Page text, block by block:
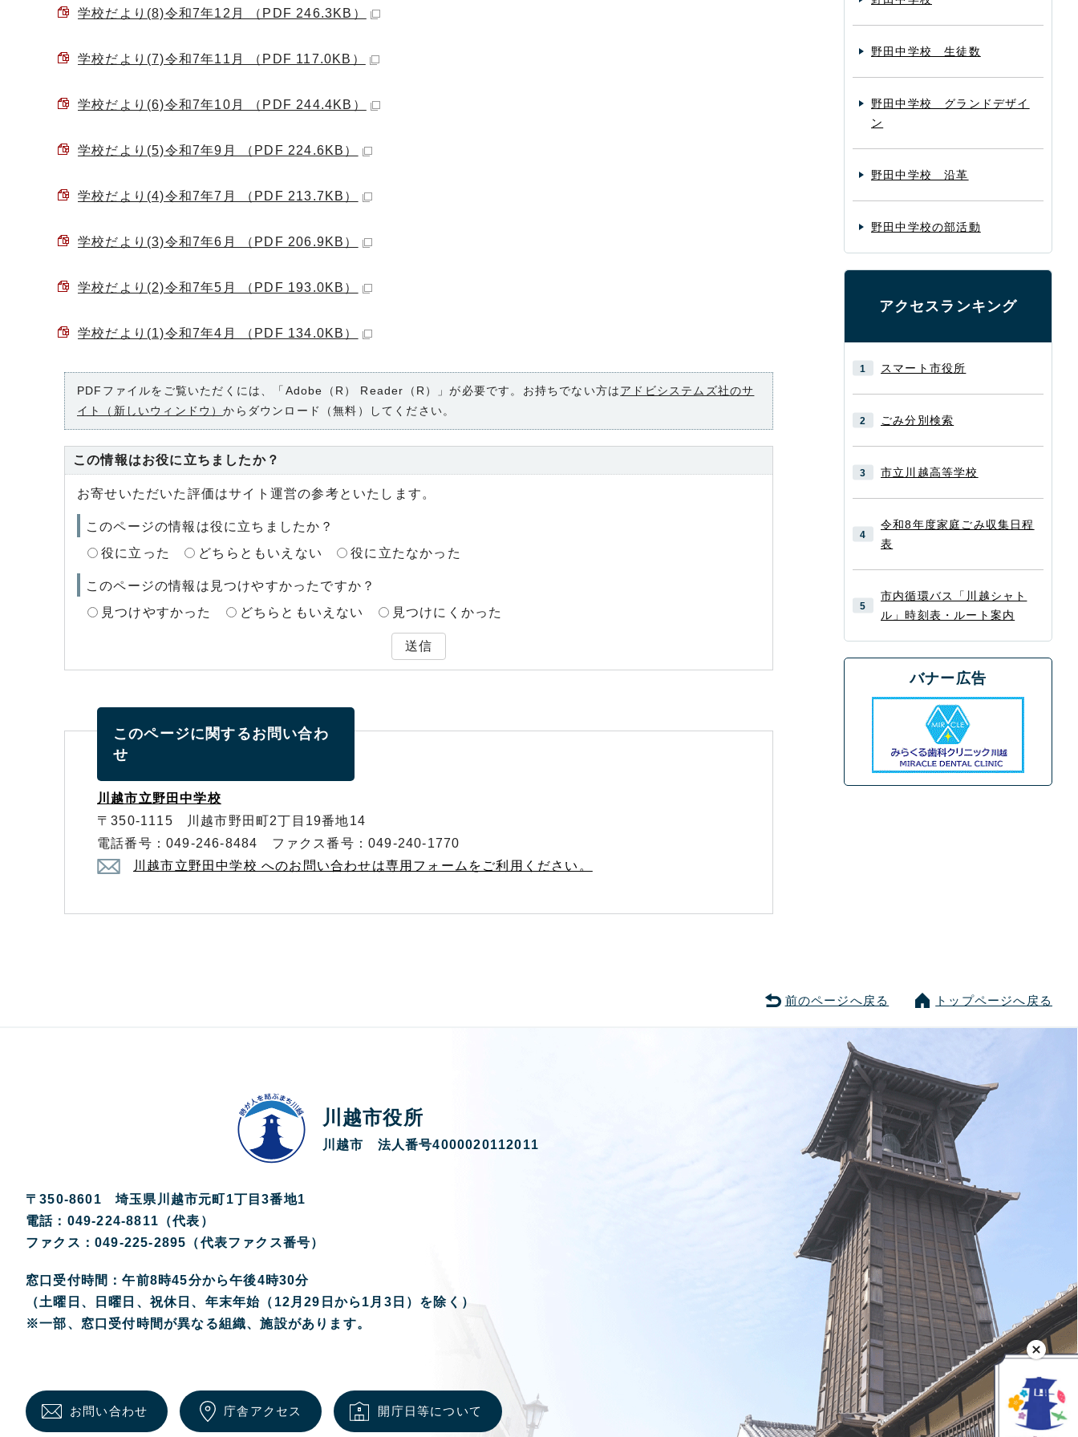
学校だより(8)令和7年12月 （PDF 246.3KB）
学校だより(7)令和7年11月 （PDF 117.0KB）
学校だより(6)令和7年10月 （PDF 244.4KB）
学校だより(5)令和7年9月 （PDF 224.6KB）
学校だより(4)令和7年7月 （PDF 213.7KB）
学校だより(3)令和7年6月 （PDF 206.9KB）
学校だより(2)令和7年5月 （PDF 193.0KB）
学校だより(1)令和7年4月 （PDF 134.0KB）
PDFファイルをご覧いただくには、「Adobe（R） Reader（R）」が必要です。お持ちでない方はアドビシステムズ社のサ
イト（新しいウィンドウ）からダウンロード（無料）してください。
この情報はお役に立ちましたか？
お寄せいただいた評価はサイト運営の参考といたします。
このページの情報は役に立ちましたか？
役に立った
どちらともいえない 役に立たなかった
このページの情報は見つけやすかったですか？
見つけやすかった
どちらともいえない 見つけにくかった
送信
このページに関するお問い合わ
せ
川越市立野田中学校
〒350-1115 川越市野田町2丁目19番地14
電話番号：049-246-8484 ファクス番号：049-240-1770
川越市立野田中学校 へのお問い合わせは専用フォームをご利用ください。
野田中学校 生徒数
野田中学校 グランドデザイ
ン
野田中学校 沿革
野田中学校の部活動
アクセスランキング
スマート市役所
ごみ分別検索
市立川越高等学校
令和8年度家庭ごみ収集日程
表
市内循環バス「川越シャト
ル」時刻表・ルート案内
バナー広告
前のページへ戻る トップページへ戻る
川越市役所
川越市 法人番号4000020112011
〒350-8601 埼玉県川越市元町1丁目3番地1
電話：049-224-8811（代表）
ファクス：049-225-2895（代表ファクス番号）
窓口受付時間：午前8時45分から午後4時30分
（土曜日、日曜日、祝休日、年末年始（12月29日から1月3日）を除く）
※一部、窓口受付時間が異なる組織、施設があります。
お問い合わせ 庁舎アクセス 開庁日等について